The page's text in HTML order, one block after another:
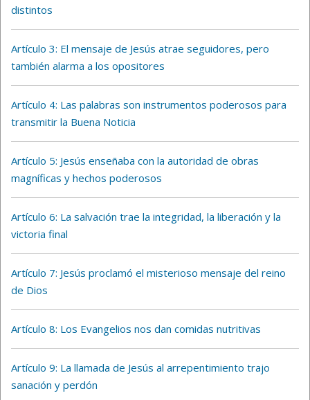
distintos
Artículo 3: El mensaje de Jesús atrae seguidores, pero
también alarma a los opositores
Artículo 4: Las palabras son instrumentos poderosos para
transmitir la Buena Noticia
Artículo 5: Jesús enseñaba con la autoridad de obras
magníficas y hechos poderosos
Artículo 6: La salvación trae la integridad, la liberación y la
victoria final
Artículo 7: Jesús proclamó el misterioso mensaje del reino
de Dios
Artículo 8: Los Evangelios nos dan comidas nutritivas
Artículo 9: La llamada de Jesús al arrepentimiento trajo
sanación y perdón